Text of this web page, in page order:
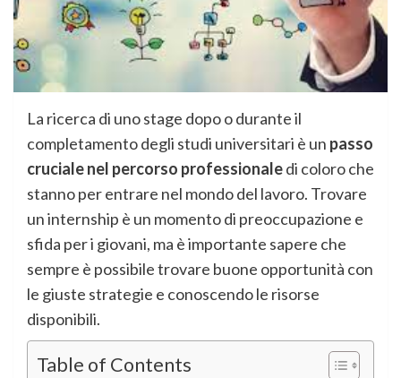
La ricerca di uno stage dopo o durante il
completamento degli studi universitari è un passo
cruciale nel percorso professionaledi coloro che
stanno per entrare nel mondo del lavoro. Trovare
un internship è un momento di preoccupazione e
sfida per i giovani, ma è importante sapere che
sempre è possibile trovare buone opportunità con
le giuste strategie e conoscendo le risorse
disponibili.
Table of Contents